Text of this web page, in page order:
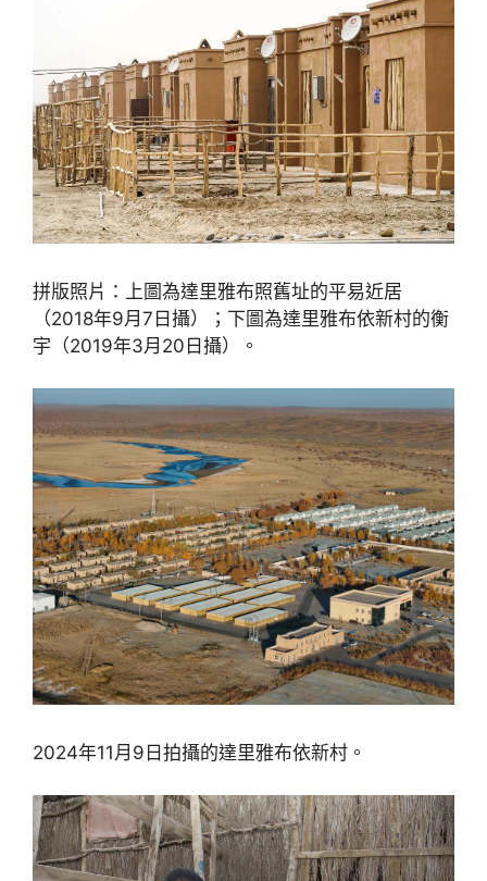
拼版照片：上圖為達里雅布照舊址的平易近居
（2018年9月7日攝）；下圖為達里雅布依新村的衡
宇（2019年3月20日攝）。
2024年11月9日拍攝的達里雅布依新村。